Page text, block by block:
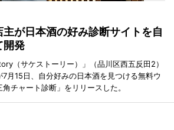
が日本酒の好み診断サイトを自
発
（サケストーリー）」（品川区西五反田2）
月15日、自分好みの日本酒を見つける無料ウ
チャート診断」をリリースした。